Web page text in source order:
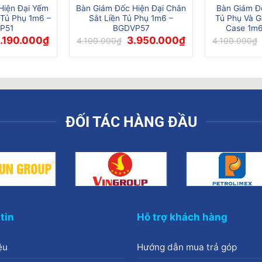
Đại Yếm
Phụ 1m6 –
₫Giá
tại
Bàn Giám Đốc Hiện Đại Chân
Sắt Liền Tủ Phụ 1m6 –
BGDVP57
4.100.000₫ Giá
gốc
là:
3.950.000₫Giá
hiện
tại
Bàn Giám
Tủ Phụ Và
Case
4.100.000₫
ĐỐI TÁC HÀNG ĐẦU
Hỗ trợ khách hàng
Hướng dẫn mua trả góp